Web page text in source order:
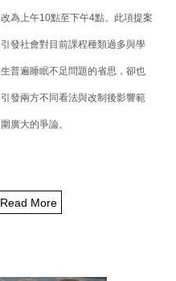
改為上午10點至下午4點。 此項提案
引發社會對目前課程種類過多與學
生普遍睡眠不足問題的省思，卻也
引發兩方不同看法與改制後影響範
圍廣大的爭論。
Read More